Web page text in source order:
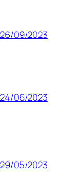
26/09/2023
24/06/2023
29/05/2023